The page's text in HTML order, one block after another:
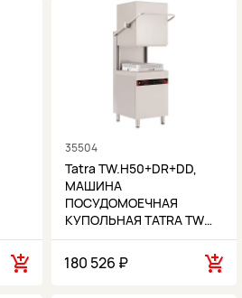
35504
Tatra TW.H50+DR+DD,
МАШИНА
ПОСУДОМОЕЧНАЯ
КУПОЛЬНАЯ TATRA TW…
180 526 ₽